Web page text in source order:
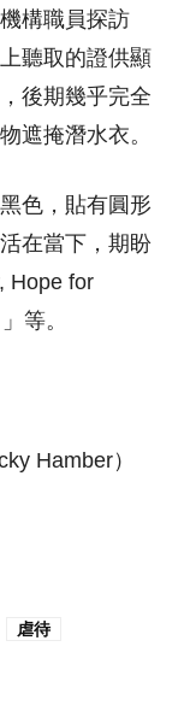
構職員探訪
聽取的證供顯
後期幾乎完全
遮掩潛水衣。
色，貼有圓形
在當下，期盼
Hope for
等。
Hamber）
虐待